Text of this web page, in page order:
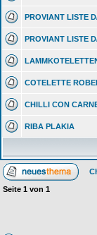
PROVIANT LISTE
PROVIANT LISTE
COTELETTE
CHILLI CON
RIBA PLAKIA
Seite 1 von 1